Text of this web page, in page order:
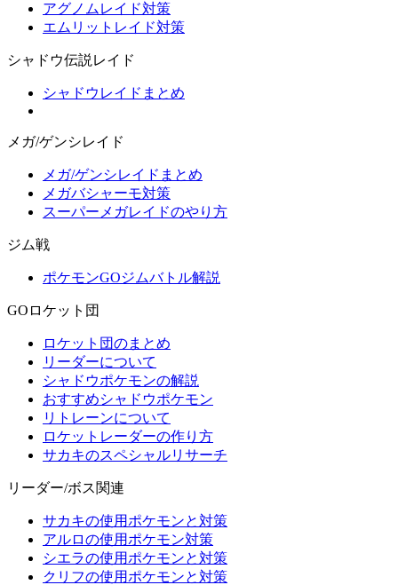
アグノムレイド対策
エムリットレイド対策
シャドウ伝説レイド
シャドウレイドまとめ
メガ/ゲンシレイド
メガ/ゲンシレイドまとめ
メガバシャーモ対策
スーパーメガレイドのやり方
ジム戦
ポケモンGOジムバトル解説
GOロケット団
ロケット団のまとめ
リーダーについて
シャドウポケモンの解説
おすすめシャドウポケモン
リトレーンについて
ロケットレーダーの作り方
サカキのスペシャルリサーチ
リーダー/ボス関連
サカキの使用ポケモンと対策
アルロの使用ポケモン対策
シエラの使用ポケモンと対策
クリフの使用ポケモンと対策